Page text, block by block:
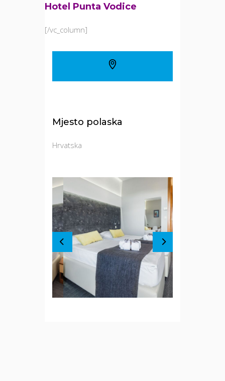
Hotel Punta Vodice
[/vc_column]
Mjesto polaska
Hrvatska